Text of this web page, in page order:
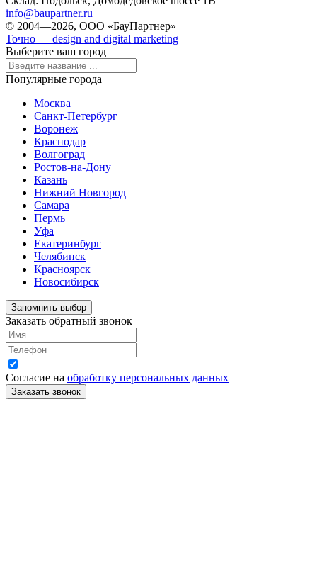
info@baupartner.ru
© 2004—2026, ООО «БауПартнер»
Точно — design and digital marketing
Выберите ваш город
Популярные города
Москва
Санкт-Петербург
Воронеж
Краснодар
Волгоград
Ростов-на-Дону
Казань
Нижний Новгород
Самара
Пермь
Уфа
Екатеринбург
Челябинск
Красноярск
Новосибирск
Запомнить выбор
Заказать обратный звонок
Согласие на обработку персональных данных